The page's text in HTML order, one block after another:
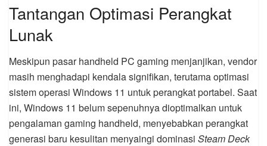
Tantangan Optimasi Perangkat
Lunak
Meskipun pasar handheld PC gaming menjanjikan, vendor
masih menghadapi kendala signifikan, terutama optimasi
sistem operasi Windows 11 untuk perangkat portabel. Saat
ini, Windows 11 belum sepenuhnya dioptimalkan untuk
pengalaman gaming handheld, menyebabkan perangkat
generasi baru kesulitan menyaingi dominasi Steam Deck